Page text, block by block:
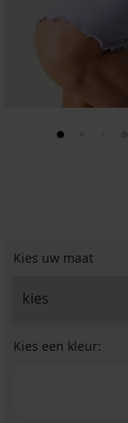
Kies uw maat
Kies een kleur: